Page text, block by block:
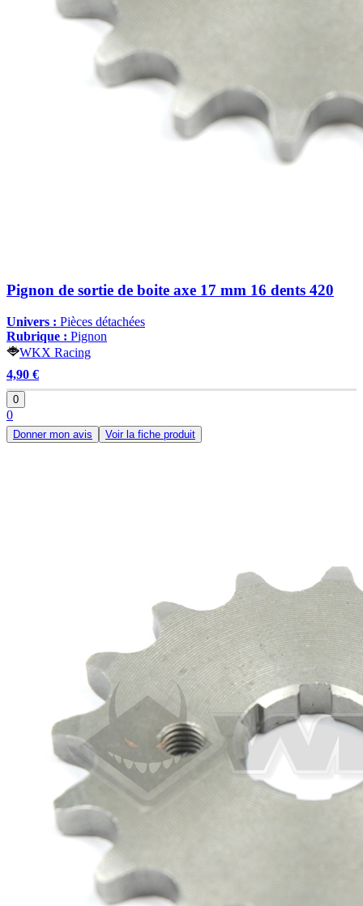
Pignon de sortie de boite axe 17 mm 16 dents 420
Univers : Pièces détachées
Rubrique : Pignon
WKX Racing
4,90 €
0
0
Donner mon avis Voir la fiche produit